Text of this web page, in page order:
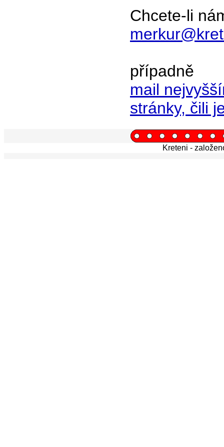
Chcete-li
případně
mail
stránky, čili
Kreteni -